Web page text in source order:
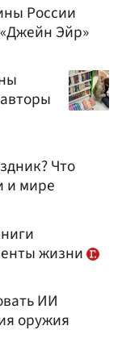
России
Эйр»
Что
и мире
жизни
ИИ
оружия